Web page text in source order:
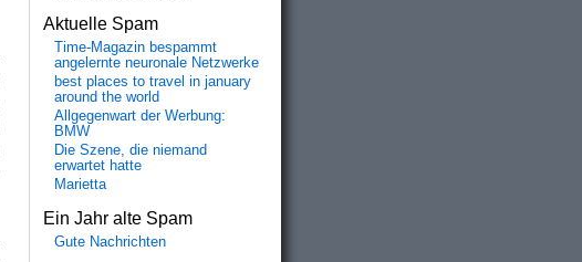
Aktuelle Spam
Time-Magazin bespammt
angelernte neuronale Netzwerke
best places to travel in january
around the world
Allgegenwart der Werbung:
BMW
Die Szene, die niemand
erwartet hatte
Marietta
Ein Jahr alte Spam
Gute Nachrichten